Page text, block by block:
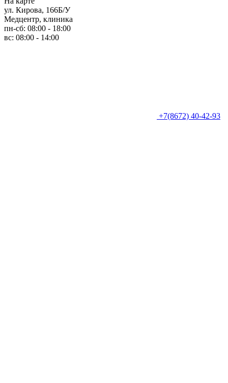
ул. Кирова, 166Б/У
Медцентр, клиника
пн-сб: 08:00 - 18:00
вс: 08:00 - 14:00
+7(8672) 40-42-93